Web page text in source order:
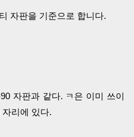
자판을 기준으로 합니다.
자판과 같다. ㅋ은 이미 쓰이
리에 있다.